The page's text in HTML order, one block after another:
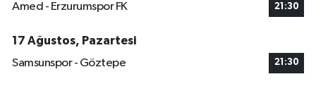
Amed - Erzurumspor FK 21:30
17 Ağustos, Pazartesi
Samsunspor - Göztepe
21:30